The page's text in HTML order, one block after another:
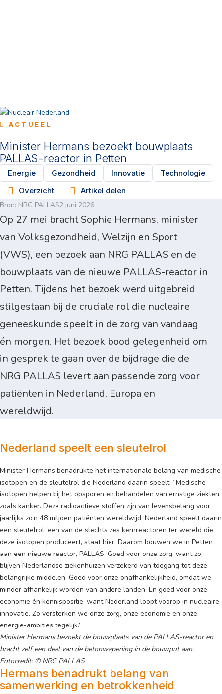
ACTUEEL
Minister Hermans bezoekt bouwplaats
PALLAS-reactor in Petten
Energie Gezondheid Innovatie
Technologie
Overzicht
Artikel delen
Bron: NRG PALLAS2 juni 2026
Op 27 mei bracht Sophie Hermans, minister
van Volksgezondheid, Welzijn en Sport
(VWS), een bezoek aan NRG PALLAS en de
bouwplaats van de nieuwe PALLAS-reactor in
Petten. Tijdens het bezoek werd uitgebreid
stilgestaan bij de cruciale rol die nucleaire
geneeskunde speelt in de zorg van vandaag
én morgen. Het bezoek bood gelegenheid om
in gesprek te gaan over de bijdrage die de
NRG PALLAS levert aan passende zorg voor
patiënten in Nederland, Europa en
wereldwijd.
Nederland speelt een sleutelrol
Minister Hermans benadrukte het internationale belang van medische
isotopen en de sleutelrol die Nederland daarin speelt: “Medische
isotopen helpen bij het opsporen en behandelen van ernstige ziekten,
zoals kanker. Deze radioactieve stoffen zijn van levensbelang voor
jaarlijks zo’n 48 miljoen patiënten wereldwijd. Nederland speelt daarin
een sleutelrol: een van de slechts zes kernreactoren ter wereld die
deze isotopen produceert, staat hier. Daarom bouwen we in Petten
aan een nieuwe reactor, PALLAS. Goed voor onze zorg, want zo
blijven Nederlandse ziekenhuizen verzekerd van toegang tot deze
belangrijke middelen. Goed voor onze onafhankelijkheid, omdat we
minder afhankelijk worden van andere landen. En goed voor onze
economie én kennispositie, want Nederland loopt voorop in nucleaire
innovatie. Zo versterken we onze zorg, onze economie en onze
energie-ambities tegelijk.”
Minister Hermans bezoekt de bouwplaats van de PALLAS-reactor en
bracht zelf een deel van de betonwapening in de bouwput aan.
Fotocredit: © NRG PALLAS
Hermans benadrukt belang van
samenwerking en betrokkenheid